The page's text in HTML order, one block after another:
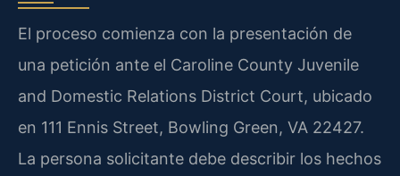
El proceso comienza con la presentación de
una petición ante el Caroline County Juvenile
and Domestic Relations District Court, ubicado
en 111 Ennis Street, Bowling Green, VA 22427.
La persona solicitante debe describir los hechos